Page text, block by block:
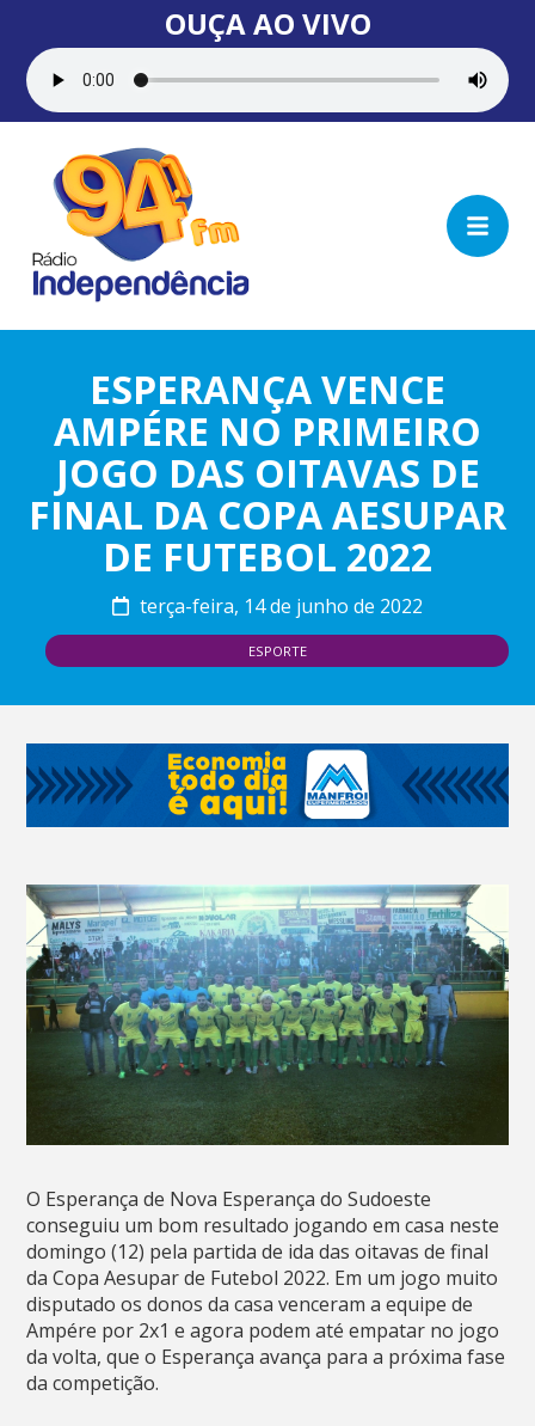
OUÇA AO VIVO
ESPERANÇA VENCE
AMPÉRE NO PRIMEIRO
JOGO DAS OITAVAS DE
FINAL DA COPA AESUPAR
DE FUTEBOL 2022
terça-feira, 14 de junho de 2022
ESPORTE
O Esperança de Nova Esperança do Sudoeste
conseguiu um bom resultado jogando em casa neste
domingo (12) pela partida de ida das oitavas de final
da Copa Aesupar de Futebol 2022. Em um jogo muito
disputado os donos da casa venceram a equipe de
Ampére por 2x1 e agora podem até empatar no jogo
da volta, que o Esperança avança para a próxima fase
da competição.